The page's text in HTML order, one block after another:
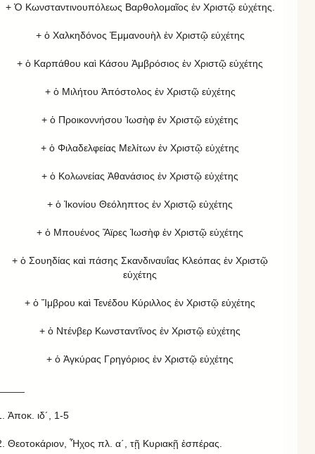
+ Ὁ Κωνσταντινουπόλεως Βαρθολομαῖος ἐν Χριστῷ εὐχέτης.
+ ὁ Χαλκηδόνος Ἐμμανουὴλ ἐν Χριστῷ εὐχέτης
+ ὁ Καρπάθου καὶ Κάσου Ἀμβρόσιος ἐν Χριστῷ εὐχέτης
+ ὁ Μιλήτου Ἀπόστολος ἐν Χριστῷ εὐχέτης
+ ὁ Προικοννήσου Ἰωσὴφ ἐν Χριστῷ εὐχέτης
+ ὁ Φιλαδελφείας Μελίτων ἐν Χριστῷ εὐχέτης
+ ὁ Κολωνείας Ἀθανάσιος ἐν Χριστῷ εὐχέτης
+ ὁ Ἰκονίου Θεόληπτος ἐν Χριστῷ εὐχέτης
+ ὁ Μπουένος Ἄϊρες Ἰωσὴφ ἐν Χριστῷ εὐχέτης
+ ὁ Σουηδίας καὶ πάσης Σκανδιναυΐας Κλεόπας ἐν Χριστῷ
εὐχέτης
+ ὁ Ἴμβρου καὶ Τενέδου Κύριλλος ἐν Χριστῷ εὐχέτης
+ ὁ Ντένβερ Κωνσταντῖνος ἐν Χριστῷ εὐχέτης
+ ὁ Ἀγκύρας Γρηγόριος ἐν Χριστῷ εὐχέτης
Ἀποκ. ιδ´, 1-5
Θεοτοκάριον, Ἦχος πλ. α΄, τῇ Κυριακῇ ἑσπέρας.